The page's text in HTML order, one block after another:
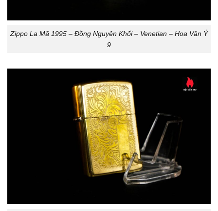
Zippo La Mã 1995 – Đồng Nguyên Khối – Venetian – Hoa Văn Ý
9